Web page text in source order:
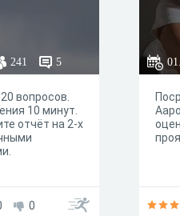
241 5
вопросов.
10 минут.
отчёт на 2-х
0